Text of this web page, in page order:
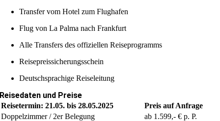
Transfer vom Hotel zum Flughafen
Flug von La Palma nach Frankfurt
Alle Transfers des offiziellen Reiseprogramms
Reisepreissicherungsschein
Deutschsprachige Reiseleitung
Reisedaten und Preise
Reisetermin: 21.05. bis 28.05.2025
Preis auf Anfrage
Doppelzimmer / 2er Belegung
ab 1.599,- € p. P.